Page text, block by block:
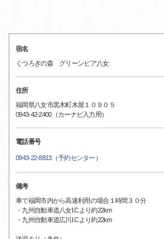
宿名
くつろぎの森 グリーンピア八女
住所
福岡県八女市黒木町木屋１０９０５
0943-42-2400（カーナビ入力用）
電話番号
0943-22-8813（予約センター）
備考
車で福岡市内から高速利用の場合１時間３０分
・九州自動車道八女I.Cより約22km
・九州自動車道広川I.Cより約22km